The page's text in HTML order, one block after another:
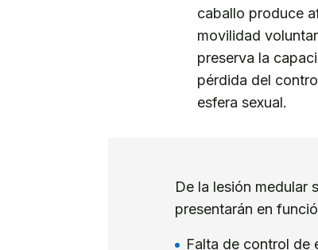
caballo produce
movilidad
preserva la
pérdida del
esfera sexual.
De la lesión medular
presentarán en
Falta de control de